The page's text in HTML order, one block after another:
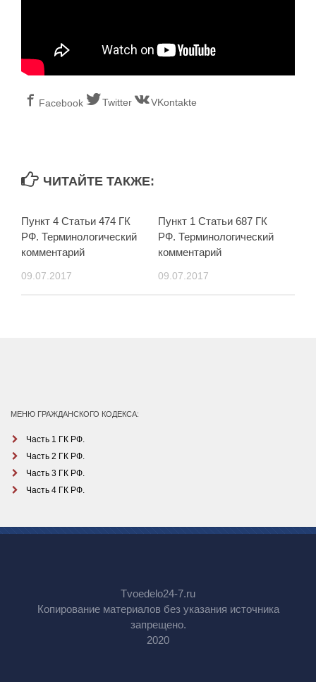
Facebook Twitter VKontakte
ЧИТАЙТЕ ТАКЖЕ:
Пункт 4 Статьи 474 ГК
РФ. Терминологический
комментарий
09.07.2017
Пункт 1 Статьи 687 ГК
РФ. Терминологический
комментарий
09.07.2017
МЕНЮ ГРАЖДАНСКОГО КОДЕКСА:
Часть 1 ГК РФ.
Часть 2 ГК РФ.
Часть 3 ГК РФ.
Часть 4 ГК РФ.
Tvoedelo24-7.ru
Копирование материалов без указания источника
запрещено.
2020